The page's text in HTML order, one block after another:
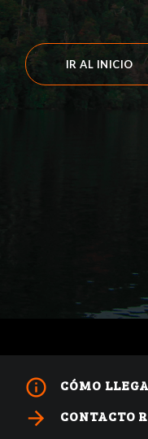
IR AL INICIO
info_outline CÓMO
arrow_forward CONTACTO